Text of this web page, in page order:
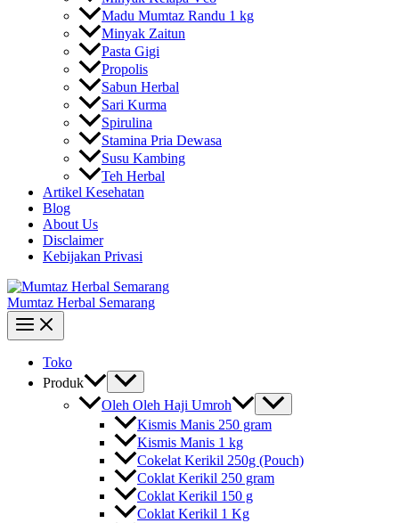
Madu Mumtaz Randu 1 kg
Minyak Zaitun
Pasta Gigi
Propolis
Sabun Herbal
Sari Kurma
Spirulina
Stamina Pria Dewasa
Susu Kambing
Teh Herbal
Artikel Kesehatan
Blog
About Us
Disclaimer
Kebijakan Privasi
Mumtaz Herbal Semarang
Toko
Produk
Oleh Oleh Haji Umroh
Kismis Manis 250 gram
Kismis Manis 1 kg
Cokelat Kerikil 250g (Pouch)
Coklat Kerikil 250 gram
Coklat Kerikil 150 g
Coklat Kerikil 1 Kg